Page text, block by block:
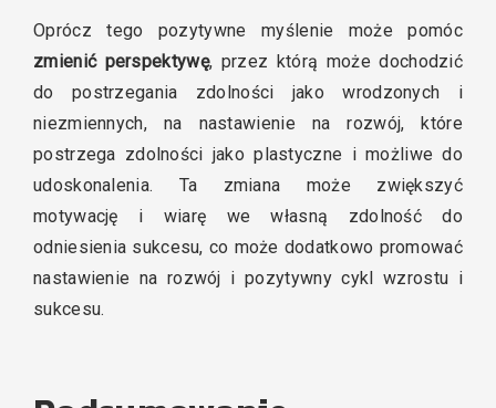
Oprócz tego pozytywne myślenie może pomóc
zmienić perspektywę, przez którą może dochodzić
do postrzegania zdolności jako wrodzonych i
niezmiennych, na nastawienie na rozwój, które
postrzega zdolności jako plastyczne i możliwe do
udoskonalenia. Ta zmiana może zwiększyć
motywację i wiarę we własną zdolność do
odniesienia sukcesu, co może dodatkowo promować
nastawienie na rozwój i pozytywny cykl wzrostu i
sukcesu.